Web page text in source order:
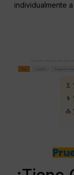
individualmente